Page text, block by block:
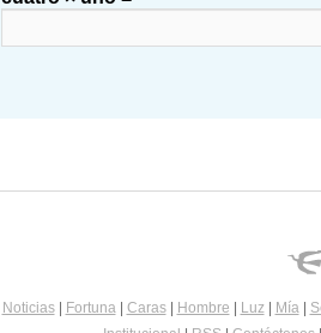
Noticias| Fortuna| Caras| Hombre Luz| Mía|